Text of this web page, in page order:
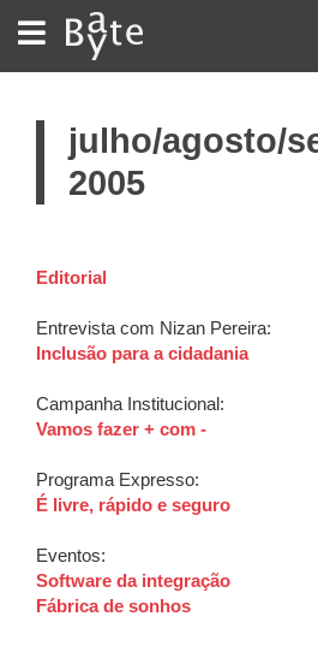
BATE
BYTE
julho/agosto/
2005
Editorial
Entrevista com Nizan Pereira:
Inclusão para a cidadania
Campanha Institucional:
Vamos fazer + com -
Programa Expresso:
É livre, rápido e seguro
Eventos:
Software da integração
Fábrica de sonhos